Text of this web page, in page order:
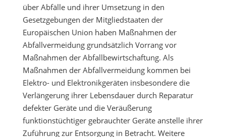
über Abfälle und ihrer Umsetzung in den
Gesetzgebungen der Mitgliedstaaten der
Europäischen Union haben Maßnahmen der
Abfallvermeidung grundsätzlich Vorrang vor
Maßnahmen der Abfallbewirtschaftung. Als
Maßnahmen der Abfallvermeidung kommen bei
Elektro- und Elektronikgeräten insbesondere die
Verlängerung ihrer Lebensdauer durch Reparatur
defekter Geräte und die Veräußerung
funktionstüchtiger gebrauchter Geräte anstelle ihrer
Zuführung zur Entsorgung in Betracht. Weitere